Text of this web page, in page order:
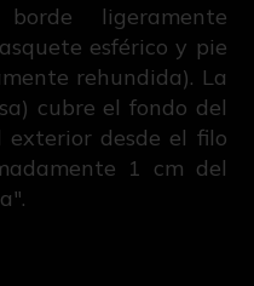
ligeramente
esférico y pie
rehundida). La
cubre el fondo del
desde el filo
1 cm del